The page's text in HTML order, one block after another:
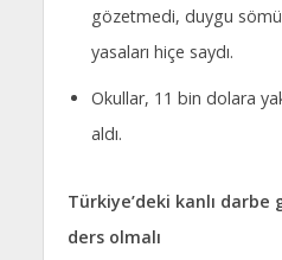
gözetmedi, duygu
yasaları hiçe saydı.
Okullar, 11 bin dolara
aldı.
Türkiye’deki kanlı darbe
ders olmalı